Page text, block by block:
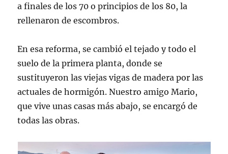
a finales de los 70 o principios de los 80, la
rellenaron de escombros.
En esa reforma, se cambió el tejado y todo el
suelo de la primera planta, donde se
sustituyeron las viejas vigas de madera por las
actuales de hormigón. Nuestro amigo Mario,
que vive unas casas más abajo, se encargó de
todas las obras.